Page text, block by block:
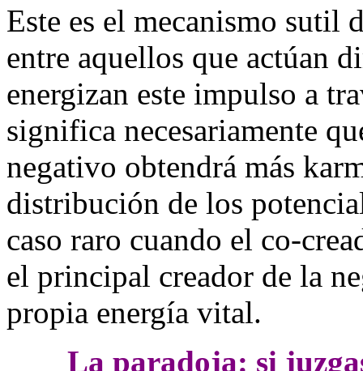
Este es el mecanismo sutil
entre aquellos que actúan
energizan este impulso a
significa necesariamente
negativo obtendrá más
distribución de los
caso raro cuando el co-
el principal creador de la
propia energía vital.
La paradoja: si